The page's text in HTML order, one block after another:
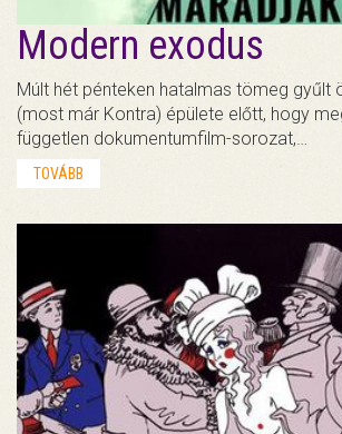
Modern exodus
Múlt hét pénteken hatalmas tömeg gyűlt
(most már Kontra) épülete előtt, hogy
független dokumentumfilm-sorozat,…
TOVÁBB